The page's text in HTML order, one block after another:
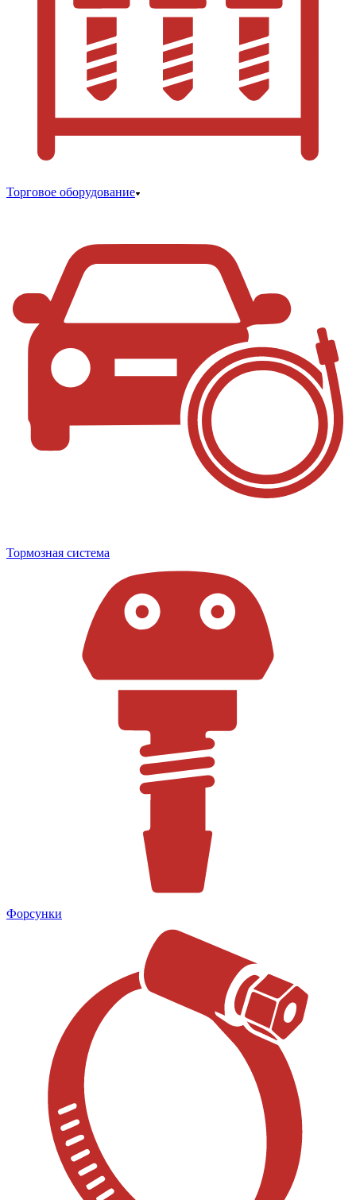
Торговое оборудование
Тормозная система
Форсунки